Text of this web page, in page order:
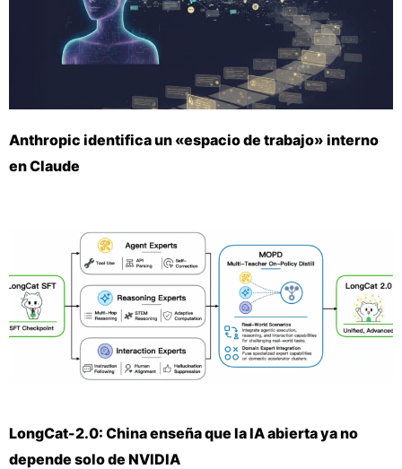
Anthropic identifica un «espacio de trabajo» interno
en Claude
LongCat-2.0: China enseña que la IA abierta ya no
depende solo de NVIDIA